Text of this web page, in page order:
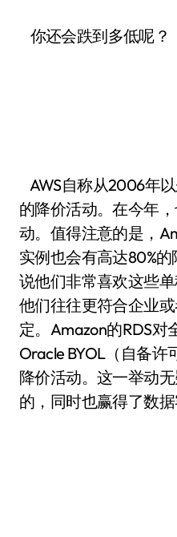
你还会跌到多低呢？
AWS自称从2006年
的降价活动。在今年
动。值得注意的是，
实例也会有高达80%
说他们非常喜欢这些
他们往往更符合企业
定。Amazon的RDS对
Oracle BYOL（自备
降价活动。这一举动
的，同时也赢得了数据